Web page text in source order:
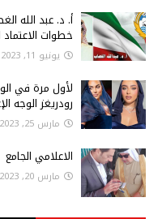
أ‌. د. عبد الله
خطوات
يونيو 11, 2023
لأول مرة في
رودريغز الوجه
مارس 25, 2023
الاعلامي الجامع
مارس 20, 2023